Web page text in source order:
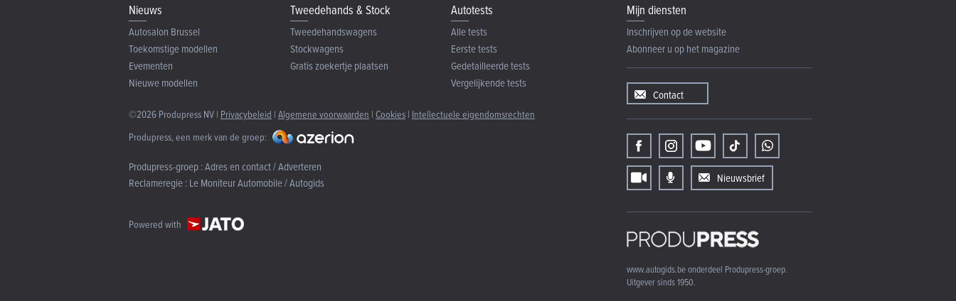
Nieuws
Autosalon Brussel
Toekomstige modellen
Evementen
Nieuwe modellen
Tweedehands & Stock
Tweedehandswagens
Stockwagens
Gratis zoekertje plaatsen
Autotests
Alle tests
Eerste tests
Gedetailleerde tests
Vergelijkende tests
©2026 Produpress NV | Privacybeleid | Algemene voorwaarden | Cookies | Intellectuele eigendomsrechten
Produpress, een merk van de groep:
Produpress-groep :Adres en contact / Adverteren
Reclameregie :Le Moniteur Automobile / Autogids
Powered with
Mijn diensten
Inschrijven op de website
Abonneer u op het magazine
Contact
Nieuwsbrief
www.autogids.be onderdeel Produpress-groep.
Uitgever sinds 1950.